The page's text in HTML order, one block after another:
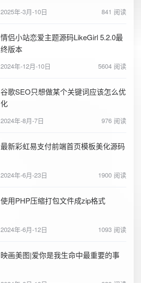
2025年-3月-10日 841 阅读
情侣小站恋爱主题源码LikeGirl 5.2.0最
终版本
2024年-12月-10日 5604 阅读
谷歌SEO只想做某个关键词应该怎么优
化
2024年-8月-7日 976 阅读
最新彩虹易支付前端首页模板美化源码
2024年-6月-23日 1900 阅读
使用PHP压缩打包文件成zip格式
2024年-6月-12日 1093 阅读
映画美图|爱你是我生命中最重要的事